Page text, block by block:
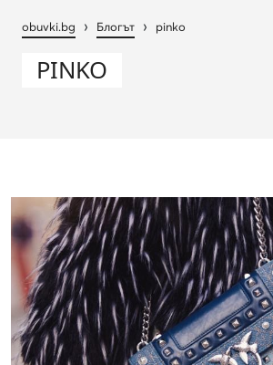
obuvki.bg › Блогът › pinko
PINKO